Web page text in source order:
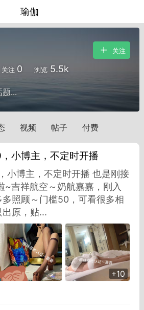
瑜伽
大二女生囡囡
曲奇小饼干
关注 0 浏览 5.5k
关注
...
视频 帖子 付费
小博主，不定时开播
小博主，不定时开播 也是刚接
~吉祥航空～奶航嘉嘉，刚入
照顾～门槛50，可看很多相
原，贴...
+10